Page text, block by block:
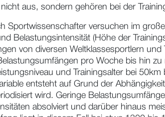
aus, sondern gehören bei der
Sportwissenschafter versuchen im
Belastungsintensität (Höhe der
von diversen Weltklassesportlern
pro Woche bis hin
und Trainingsalter bei
entsteht auf Grund der
wird. Geringe
absolviert und darüber hinaus